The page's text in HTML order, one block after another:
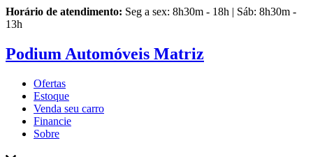
Horário de atendimento: Seg a sex: 8h30m - 18h | Sáb: 8h30m -
13h
Podium Automóveis Matriz
Ofertas
Estoque
Venda seu carro
Financie
Sobre